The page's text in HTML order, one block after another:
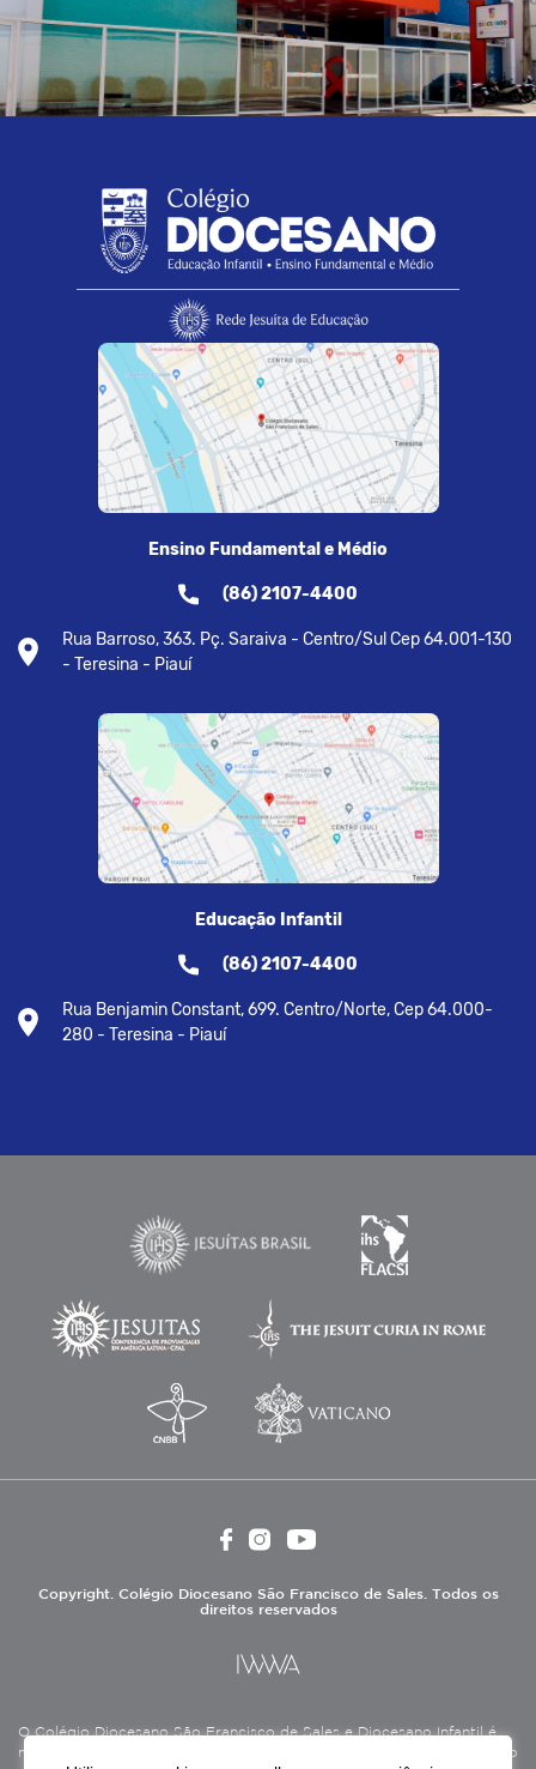
Ensino Fundamental e Médio
(86) 2107-4400
Rua Barroso, 363. Pç. Saraiva - Centro/Sul Cep 64.001-130
- Teresina - Piauí
Educação Infantil
(86) 2107-4400
Rua Benjamin Constant, 699. Centro/Norte, Cep 64.000-
280 - Teresina - Piauí
Copyright. Colégio Diocesano São Francisco de Sales. Todos os
direitos reservados
O Colégio Diocesano São Francisco de Sales e Diocesano Infantil é
mantido pela Associação Antônio Vieira (ASAV), instituição de direito